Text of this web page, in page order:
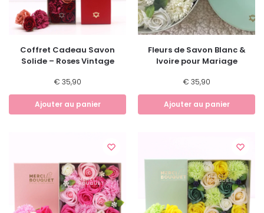
Coffret Cadeau Savon
Solide – Roses Vintage
€ 35,90
Ajouter au panier
Fleurs de Savon Blanc &
Ivoire pour Mariage
€ 35,90
Ajouter au panier